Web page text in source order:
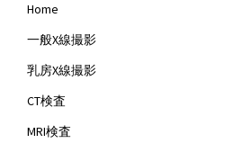
Home
一般X線撮影
乳房X線撮影
CT検査
MRI検査